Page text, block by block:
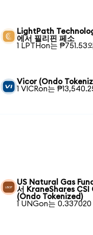
LightPath
에서 필리핀 페소
1 LPTHon는 ₱751.53
Vicor (Ondo
1 VICRon는
US Natural Gas
서 KraneShares
(Ondo Tokenized)
1 UNGon는